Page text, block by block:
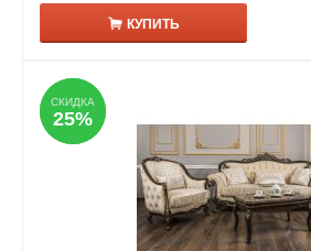
КУПИТЬ
СКИДКА
25%
СКИДКА
25%